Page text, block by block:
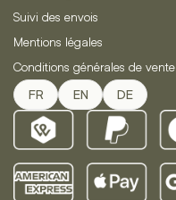
Suivi des envois
Mentions légales
Conditions générales de vente
FR EN DE